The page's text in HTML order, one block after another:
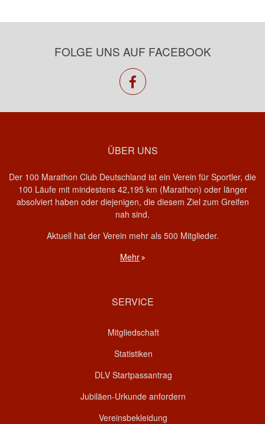
FOLGE UNS AUF FACEBOOK
facebook
ÜBER UNS
Der 100 Marathon Club Deutschland ist ein Verein für Sportler, die
100 Läufe mit mindestens 42,195 km (Marathon) oder länger
absolviert haben oder diejenigen, die diesem Ziel zum Greifen
nah sind.
Aktuell hat der Verein mehr als 500 Mitglieder.
Mehr
SERVICE
Mitgliedschaft
Statistiken
DLV Startpassantrag
Jubiläen-Urkunde anfordern
Vereinsbekleidung